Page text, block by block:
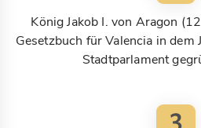
König Jakob I. von Aragon
Gesetzbuch für Valencia in dem
Stadtparlament